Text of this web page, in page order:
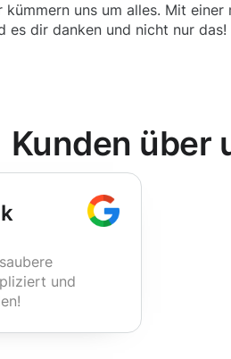
kümmern uns um alles. Mit
es dir danken und nicht nur
Kunden über
und